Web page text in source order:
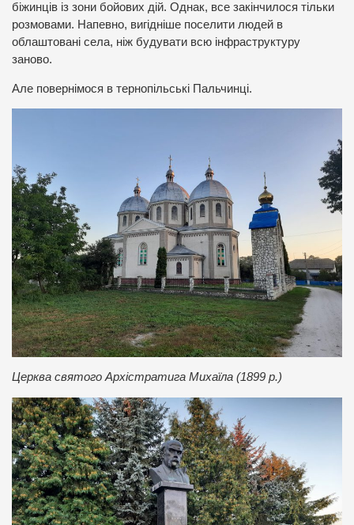
біжинців із зони бойових дій. Однак, все закінчилося тільки
розмовами. Напевно, вигідніше поселити людей в
облаштовані села, ніж будувати всю інфраструктуру
заново.
Але повернімося в тернопільські Пальчинці.
Церква святого Архістратига Михаїла (1899 р.)